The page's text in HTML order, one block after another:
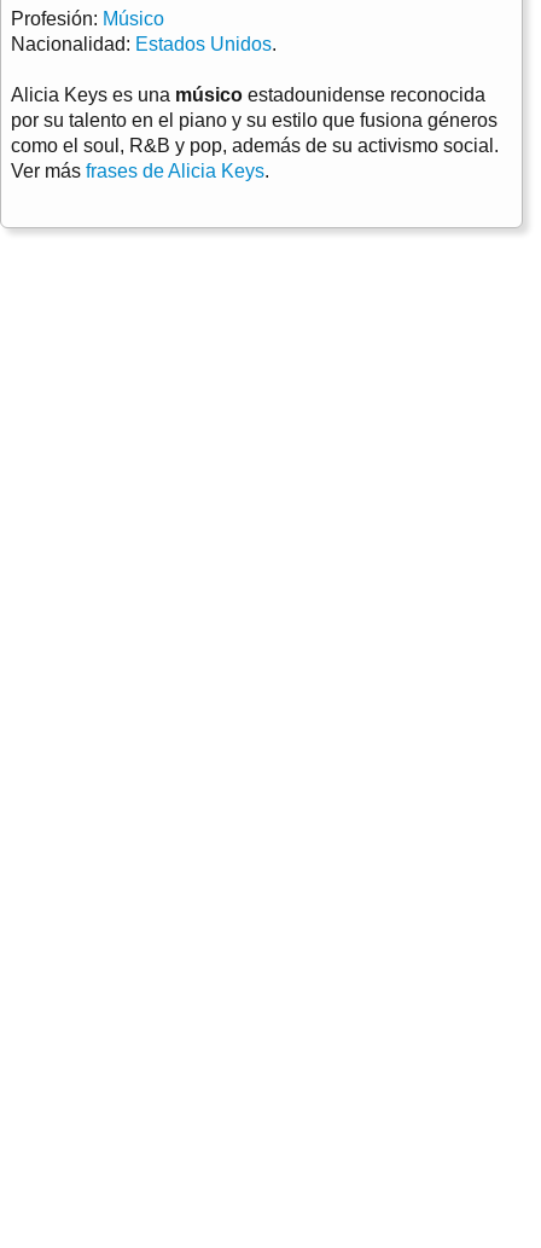
Profesión: Músico
Nacionalidad: Estados Unidos.
Alicia Keys es una músico estadounidense reconocida
por su talento en el piano y su estilo que fusiona géneros
como el soul, R&B y pop, además de su activismo social.
Ver más frases de Alicia Keys.